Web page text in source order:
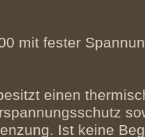
mit fester
einen
Ist keine